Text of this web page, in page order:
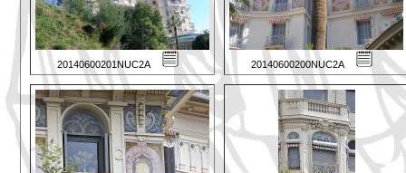
20140600201NUC2A 20140600200NUC2A